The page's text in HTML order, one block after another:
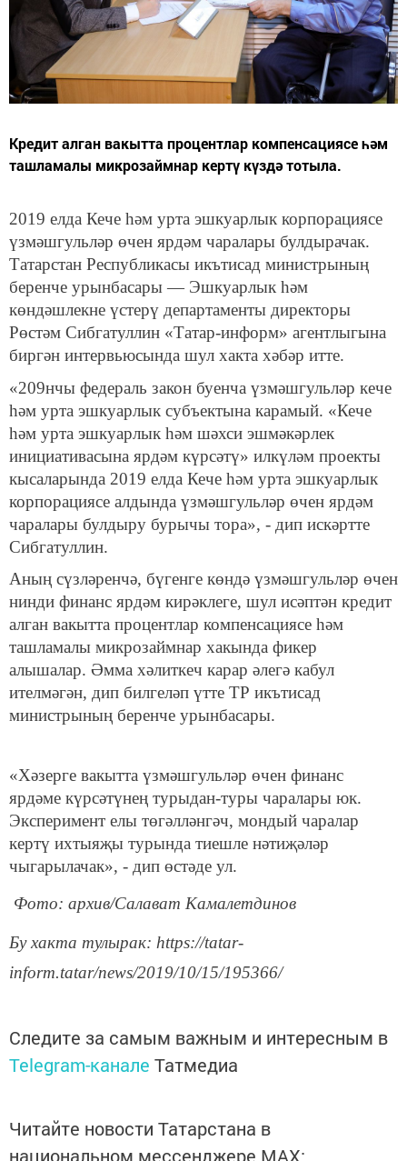
Кредит алган вакытта процентлар компенсациясе һәм
ташламалы микрозаймнар кертү күздә тотыла.
2019 елда Кече һәм урта эшкуарлык корпорациясе
үзмәшгульләр өчен ярдәм чаралары булдырачак.
Татарстан Республикасы икътисад министрының
беренче урынбасары — Эшкуарлык һәм
көндәшлекне үстерү департаменты директоры
Рөстәм Сибгатуллин «Татар-информ» агентлыгына
биргән интервьюсында шул хакта хәбәр итте.
«209нчы федераль закон буенча үзмәшгульләр кече
һәм урта эшкуарлык субъектына карамый. «Кече
һәм урта эшкуарлык һәм шәхси эшмәкәрлек
инициативасына ярдәм күрсәтү» илкүләм проекты
кысаларында 2019 елда Кече һәм урта эшкуарлык
корпорациясе алдында үзмәшгульләр өчен ярдәм
чаралары булдыру бурычы тора», - дип искәртте
Сибгатуллин.
Аның сүзләренчә, бүгенге көндә үзмәшгульләр өчен
нинди финанс ярдәм кирәклеге, шул исәптән кредит
алган вакытта процентлар компенсациясе һәм
ташламалы микрозаймнар хакында фикер
алышалар. Әмма хәлиткеч карар әлегә кабул
ителмәгән, дип билгеләп үтте ТР икътисад
министрының беренче урынбасары.
«Хәзерге вакытта үзмәшгульләр өчен финанс
ярдәме күрсәтүнең турыдан-туры чаралары юк.
Эксперимент елы төгәлләнгәч, мондый чаралар
кертү ихтыяҗы турында тиешле нәтиҗәләр
чыгарылачак», - дип өстәде ул.
Фото: архив/Салават Камалетдинов
Бу хакта тулырак: https://tatar-
inform.tatar/news/2019/10/15/195366/
Следите за самым важным и интересным в
Telegram-канале Татмедиа
Читайте новости Татарстана в
национальном мессенджере MАХ: